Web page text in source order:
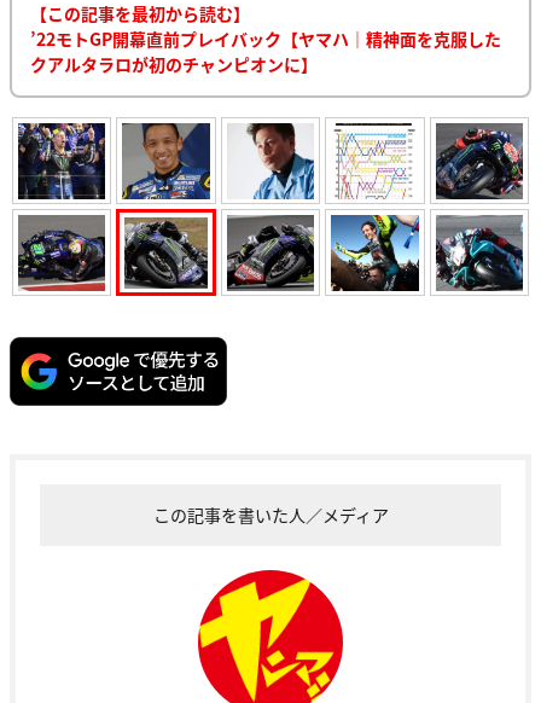
【この記事を最初から読む】
’22モトGP開幕直前プレイバック【ヤマハ｜精神面を克服した
クアルタラロが初のチャンピオンに】
この記事を書いた人／メディア